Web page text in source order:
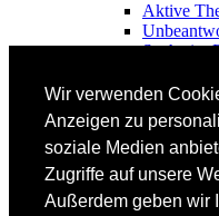
Wir verwenden
Anzeigen zu
soziale Medien
Zugriffe auf unsere
Außerdem geben wir
Aktive
Suche im
FAHRTECHNIK
Fortgeschrittene
Lehrplan
Videoanalyse